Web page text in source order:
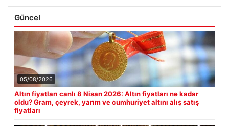
Güncel
05/08/2026
Altın fiyatları canlı 8 Nisan 2026: Altın fiyatları ne kadar
oldu? Gram, çeyrek, yarım ve cumhuriyet altını alış satış
fiyatları